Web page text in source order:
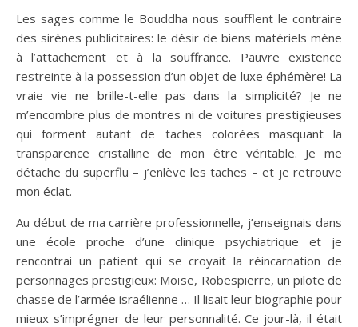
Les sages comme le Bouddha nous soufflent le contraire
des sirènes publicitaires: le désir de biens matériels mène
à l’attachement et à la souffrance. Pauvre existence
restreinte à la possession d’un objet de luxe éphémère! La
vraie vie ne brille-t-elle pas dans la simplicité? Je ne
m’encombre plus de montres ni de voitures prestigieuses
qui forment autant de taches colorées masquant la
transparence cristalline de mon être véritable. Je me
détache du superflu – j’enlève les taches – et je retrouve
mon éclat.
Au début de ma carrière professionnelle, j’enseignais dans
une école proche d’une clinique psychiatrique et je
rencontrai un patient qui se croyait la réincarnation de
personnages prestigieux: Moïse, Robespierre, un pilote de
chasse de l’armée israélienne … Il lisait leur biographie pour
mieux s’imprégner de leur personnalité. Ce jour-là, il était